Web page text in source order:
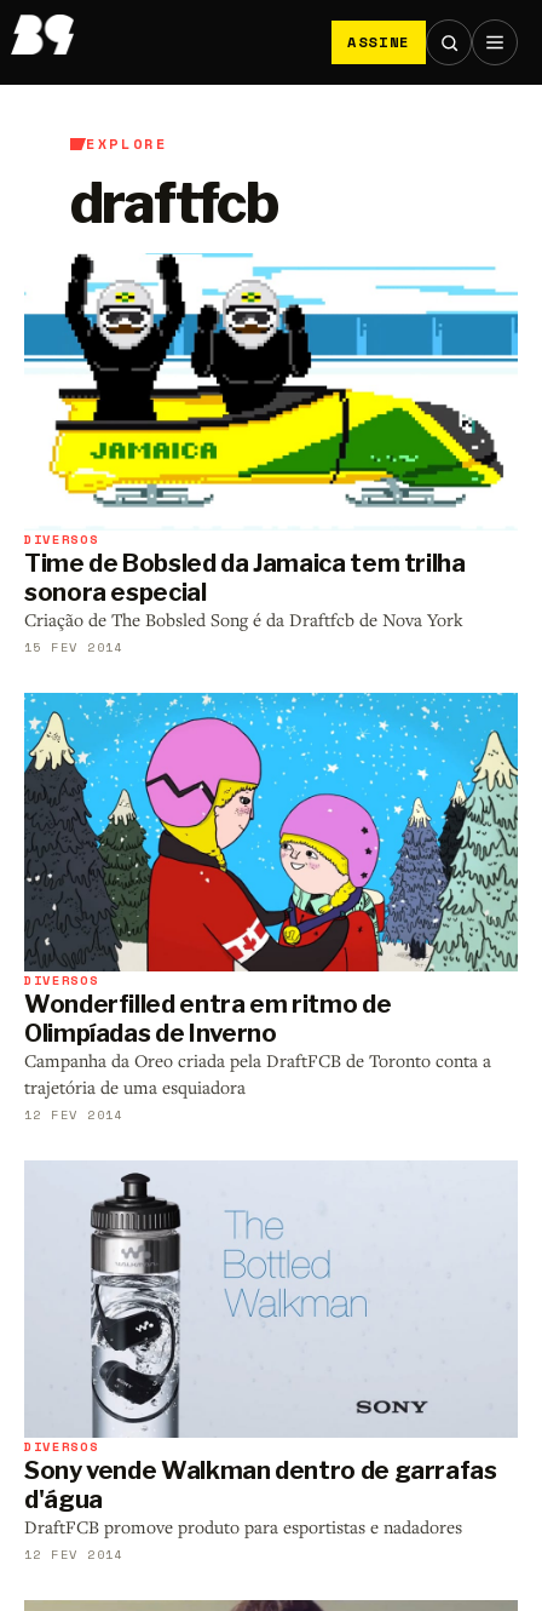
ASSINE
EXPLORE
draftfcb
DIVERSOS
Time de Bobsled da Jamaica tem trilha
sonora especial
Criação de The Bobsled Song é da Draftfcb de Nova York
15 FEV 2014
DIVERSOS
Wonderfilled entra em ritmo de
Olimpíadas de Inverno
Campanha da Oreo criada pela DraftFCB de Toronto conta a
trajetória de uma esquiadora
12 FEV 2014
DIVERSOS
Sony vende Walkman dentro de garrafas
d'água
DraftFCB promove produto para esportistas e nadadores
12 FEV 2014